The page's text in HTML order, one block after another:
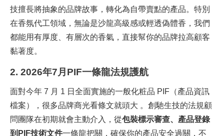
技擅長將抽象的品牌故事，轉化為自帶賣點的產品。特別
在香氛代工領域，無論是沙龍高級感或輕透偽體香，我們
都能用有厚度、有層次的香氣，直接幫你的品牌拉高顧客
黏著度。
2. 2026年7月PIF一條龍法規護航
面對今年 7 月 1 日全面實施的一般化粧品 PIF（產品資訊
檔案），很多品牌商光看條文就頭大 。創馳生技的法規顧
問團隊在初期就會主動介入，從包裝標示審查、產品登錄
到PIF技術文件一條龍把關，確保你的產品安全過關，不